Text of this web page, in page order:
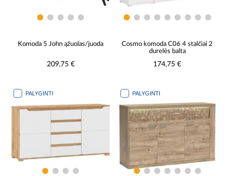
Komoda 5 John ąžuolas/juoda
209,75 €
Cosmo komoda C06 4 stalčiai 2
durelės balta
174,75 €
PALYGINTI PALYGINTI